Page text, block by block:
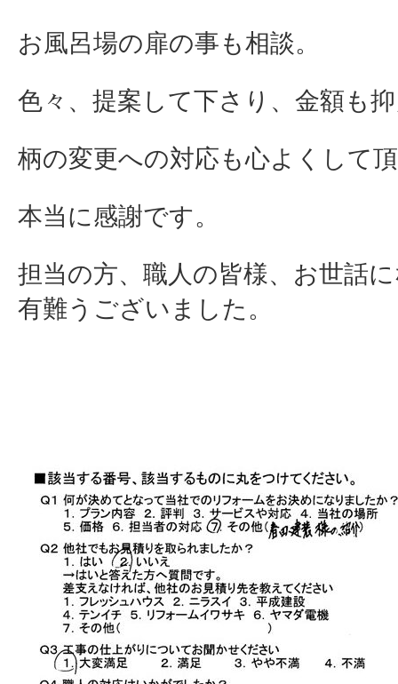
お風呂場の扉の事も相談。
色々、提案して下さり、金額も
柄の変更への対応も心よくして
本当に感謝です。
担当の方、職人の皆様、お世話
有難うございました。